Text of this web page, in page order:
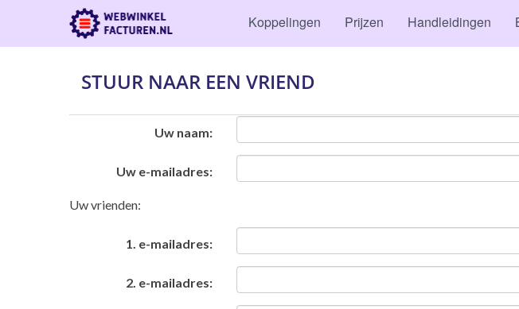
Koppelingen Prijzen Handleidingen
STUUR NAAR EEN VRIEND
Uw naam:
Uw e-mailadres:
Uw vrienden:
1. e-mailadres:
2. e-mailadres: